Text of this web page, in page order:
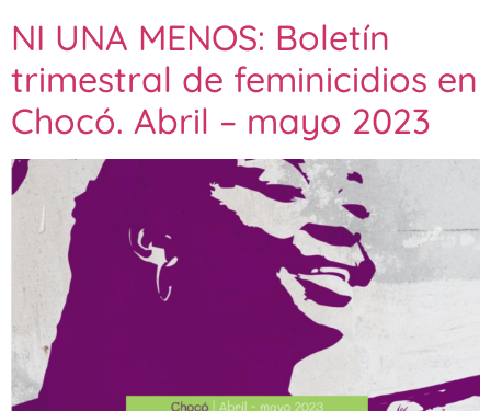
NI UNA MENOS: Boletín
trimestral de feminicidios en
Chocó. Abril – mayo 2023